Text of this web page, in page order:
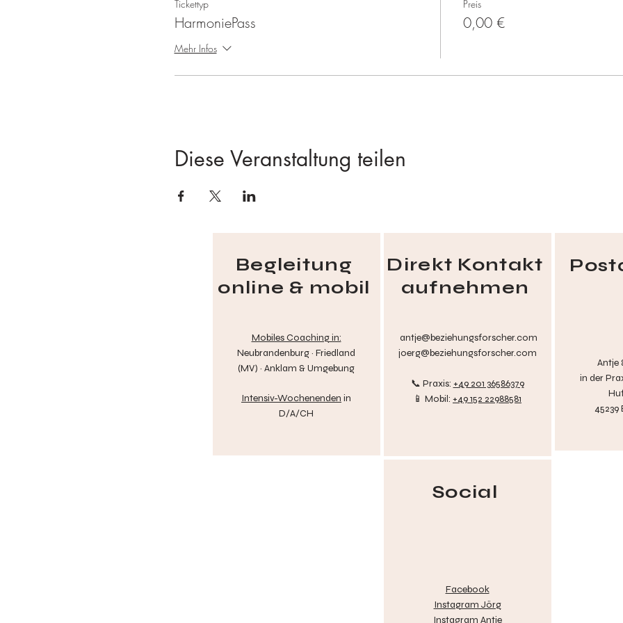
Willkommen zu einem Morgen voller Möglichkeiten – mit frischer Energie und innerem Frieden.
Tickettyp
HarmoniePass
Mehr Infos
Preis
0,00 €
Diese Veranstaltung teilen
Begleitung
online & mobil
Mobiles Coaching in:
Neubrandenburg · Friedland
(MV) · Anklam & Umgebung
Intensiv-Wochenenden in
D/A/CH
Direkt Kontakt
aufnehmen
antje@beziehungsforscher.com
joerg@beziehungsforscher.com
📞 Praxis: +49 201 36586379
📱 Mobil: +49 152 22988581
Antje
in der
45239
Social
​Facebook
Instagram Jörg
Instagram Antje